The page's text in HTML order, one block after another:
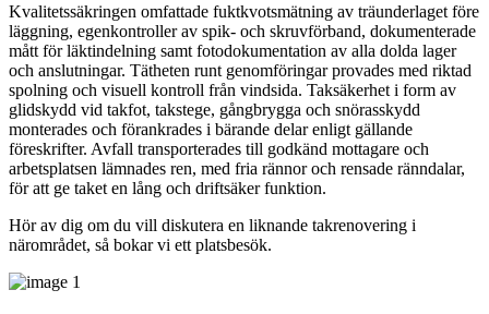
Kvalitetssäkringen omfattade fuktkvotsmätning av träunderlaget före
läggning, egenkontroller av spik- och skruvförband, dokumenterade
mått för läktindelning samt fotodokumentation av alla dolda lager
och anslutningar. Tätheten runt genomföringar provades med riktad
spolning och visuell kontroll från vindsida. Taksäkerhet i form av
glidskydd vid takfot, takstege, gångbrygga och snörasskydd
monterades och förankrades i bärande delar enligt gällande
föreskrifter. Avfall transporterades till godkänd mottagare och
arbetsplatsen lämnades ren, med fria rännor och rensade ränndalar,
för att ge taket en lång och driftsäker funktion.
Hör av dig om du vill diskutera en liknande takrenovering i
närområdet, så bokar vi ett platsbesök.